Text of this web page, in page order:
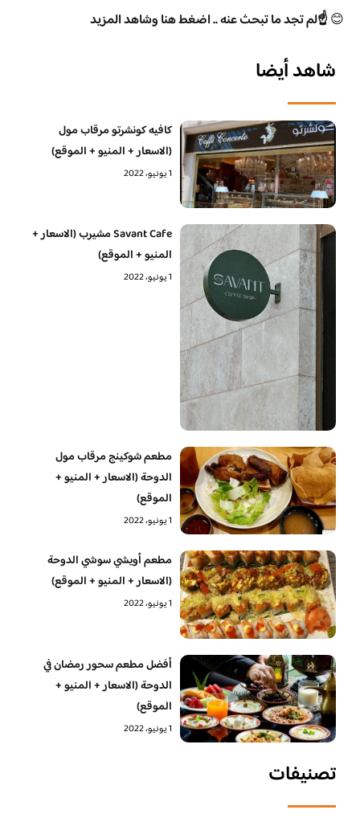
😊☝️لم تجد ما تبحث عنه .. اضغط هنا وشاهد المزيد
شاهد أيضا
كافيه كونشرتو مرقاب مول
(الاسعار + المنيو + الموقع)
1 يونيو، 2022
Savant Cafe مشيرب (الاسعار +
المنيو + الموقع)
1 يونيو، 2022
مطعم شوكينج مرقاب مول
الدوحة (الاسعار + المنيو +
الموقع)
1 يونيو، 2022
مطعم أويشي سوشي الدوحة
(الاسعار + المنيو + الموقع)
1 يونيو، 2022
أفضل مطعم سحور رمضان في
الدوحة (الاسعار + المنيو +
الموقع)
1 يونيو، 2022
تصنيفات